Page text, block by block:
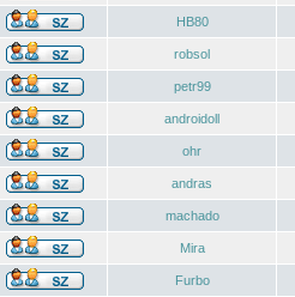
HB80
robsol
petr99
androidoll
ohr
andras
machado
Mira
Furbo